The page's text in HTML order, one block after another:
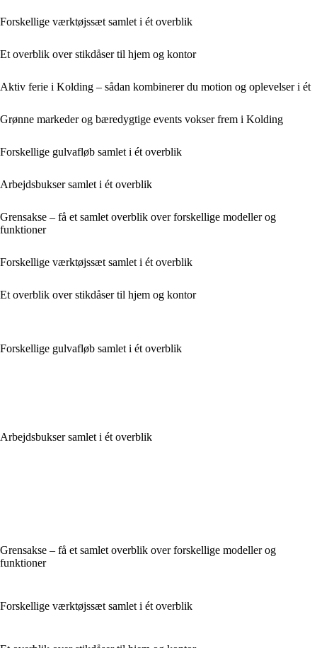
Forskellige værktøjssæt samlet i ét overblik
Et overblik over stikdåser til hjem og kontor
Aktiv ferie i Kolding – sådan kombinerer du motion og oplevelser i ét
Grønne markeder og bæredygtige events vokser frem i Kolding
Forskellige gulvafløb samlet i ét overblik
Arbejdsbukser samlet i ét overblik
Grensakse – få et samlet overblik over forskellige modeller og
funktioner
Forskellige værktøjssæt samlet i ét overblik
Et overblik over stikdåser til hjem og kontor
Forskellige gulvafløb samlet i ét overblik
Arbejdsbukser samlet i ét overblik
Grensakse – få et samlet overblik over forskellige modeller og
funktioner
Forskellige værktøjssæt samlet i ét overblik